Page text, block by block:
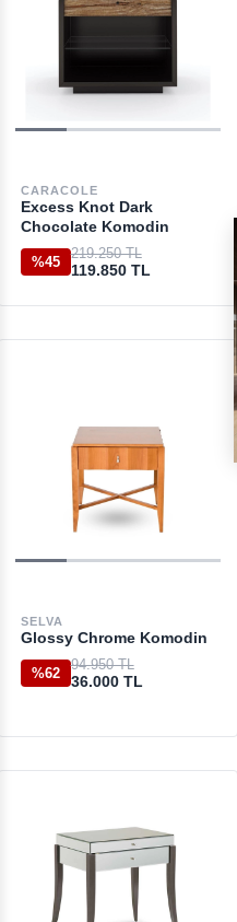
CARACOLE
Excess Knot Dark
Chocolate Komodin
%45
219.250 TL
119.850 TL
SELVA
Glossy Chrome Komodin
%62
94.950 TL
36.000 TL